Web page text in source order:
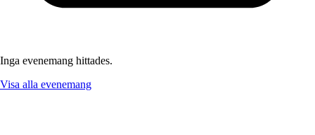
Inga evenemang hittades.
Visa alla evenemang